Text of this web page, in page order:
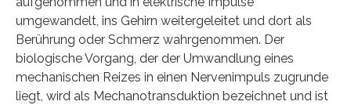
umgewandelt, ins Gehirn weitergeleitet und dort als
Berührung oder Schmerz wahrgenommen. Der
biologische Vorgang, der der Umwandlung eines
mechanischen Reizes in einen Nervenimpuls zugrunde
liegt, wird als Mechanotransduktion bezeichnet und ist